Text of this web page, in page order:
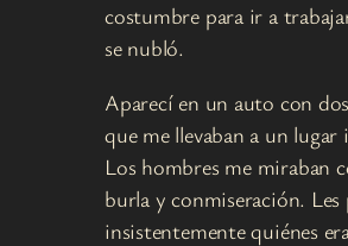
costumbre para ir a
se nubló.
Aparecí en un auto con
que me llevaban a un lugar
Los hombres me miraban
burla y conmiseración.
insistentemente quiénes